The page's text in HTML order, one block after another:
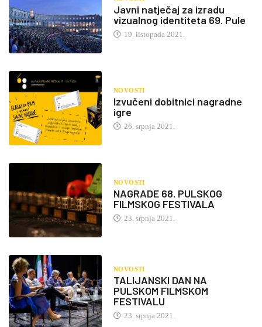
Javni natječaj za izradu
vizualnog identiteta 69. Pule
19. listopada 2021.
NOVOSTI
Izvučeni dobitnici nagradne
igre
26. srpnja 2021.
NOVOSTI
NAGRADE 68. PULSKOG
FILMSKOG FESTIVALA
23. srpnja 2021.
NOVOSTI
TALIJANSKI DAN NA
PULSKOM FILMSKOM
FESTIVALU
23. srpnja 2021.